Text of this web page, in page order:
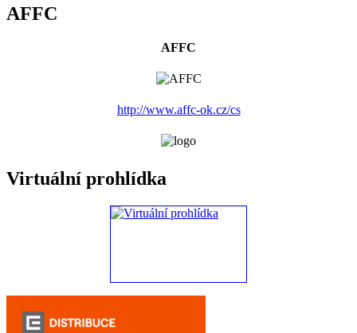
AFFC
AFFC
http://www.affc-ok.cz/cs
Virtuální prohlídka